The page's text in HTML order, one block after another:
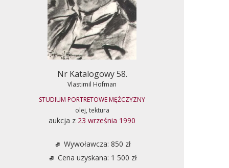
Nr Katalogowy 58.
Vlastimil Hofman
STUDIUM PORTRETOWE MĘŻCZYZNY
olej, tektura
aukcja z 23 września 1990
Wywoławcza: 850 zł
Cena uzyskana: 1 500 zł